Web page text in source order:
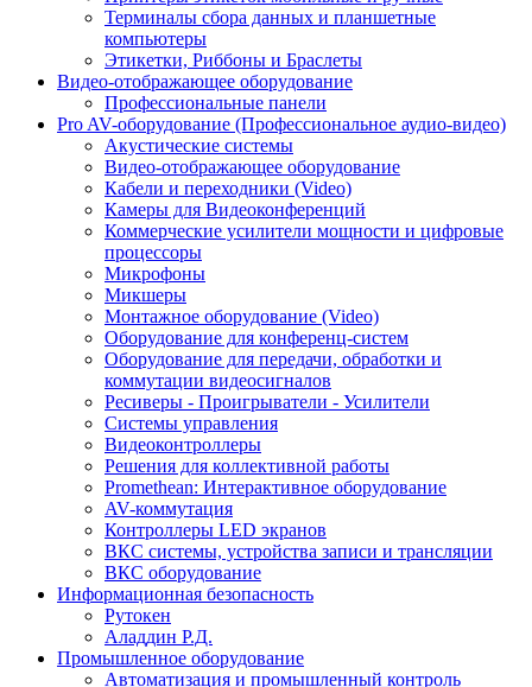
Терминалы сбора данных и планшетные
компьютеры
Этикетки, Риббоны и Браслеты
Видео-отображающее оборудование
Профессиональные панели
Pro AV-оборудование (Профессиональное аудио-видео)
Акустические системы
Видео-отображающее оборудование
Кабели и переходники (Video)
Камеры для Видеоконференций
Коммерческие усилители мощности и цифровые
процессоры
Микрофоны
Микшеры
Монтажное оборудование (Video)
Оборудование для конференц-систем
Оборудование для передачи, обработки и
коммутации видеосигналов
Ресиверы - Проигрыватели - Усилители
Системы управления
Видеоконтроллеры
Решения для коллективной работы
Promethean: Интерактивное оборудование
AV-коммутация
Контроллеры LED экранов
ВКС системы, устройства записи и трансляции
ВКС оборудование
Информационная безопасность
Рутокен
Аладдин Р.Д.
Промышленное оборудование
Автоматизация и промышленный контроль